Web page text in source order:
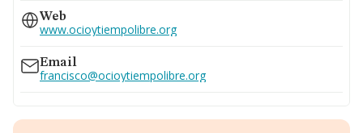
670...
Ver teléfono 670...
Web
www.ocioytiempolibre.org
Email
francisco@ocioytiempolibre.org